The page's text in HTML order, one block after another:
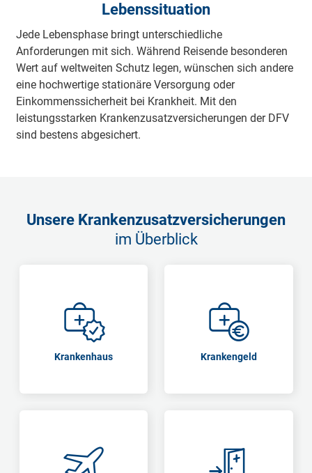
Lebenssituation
Jede Lebensphase bringt unterschiedliche
Anforderungen mit sich. Während Reisende besonderen
Wert auf weltweiten Schutz legen, wünschen sich andere
eine hochwertige stationäre Versorgung oder
Einkommenssicherheit bei Krankheit. Mit den
leistungsstarken Krankenzusatzversicherungen der DFV
sind bestens abgesichert.
Unsere Krankenzusatzversicherungen
im Überblick
Krankenhaus Krankengeld